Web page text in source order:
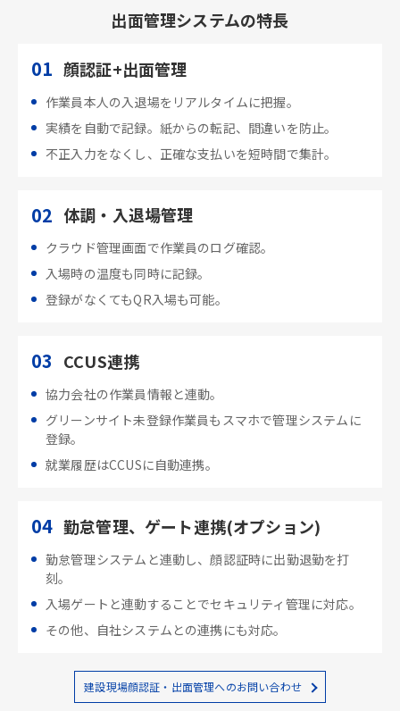
出面管理システムの特長
01 顔認証+出面管理
作業員本人の入退場をリアルタイムに把握。
実績を自動で記録。紙からの転記、間違いを防止。
不正入力をなくし、正確な支払いを短時間で集計。
02 体調・入退場管理
クラウド管理画面で作業員のログ確認。
入場時の温度も同時に記録。
登録がなくてもQR入場も可能。
03 CCUS連携
協力会社の作業員情報と連動。
グリーンサイト未登録作業員もスマホで管理システムに
登録。
就業履歴はCCUSに自動連携。
04 勤怠管理、ゲート連携(オプション)
勤怠管理システムと連動し、顔認証時に出勤退勤を打
刻。
入場ゲートと連動することでセキュリティ管理に対応。
その他、自社システムとの連携にも対応。
建設現場顔認証・出面管理へのお問い合わせ